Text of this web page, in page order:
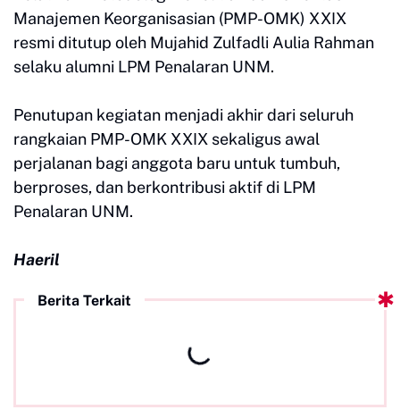
Manajemen Keorganisasian (PMP-OMK) XXIX
resmi ditutup oleh Mujahid Zulfadli Aulia Rahman
selaku alumni LPM Penalaran UNM.
Penutupan kegiatan menjadi akhir dari seluruh
rangkaian PMP-OMK XXIX sekaligus awal
perjalanan bagi anggota baru untuk tumbuh,
berproses, dan berkontribusi aktif di LPM
Penalaran UNM.
Haeril
Berita Terkait